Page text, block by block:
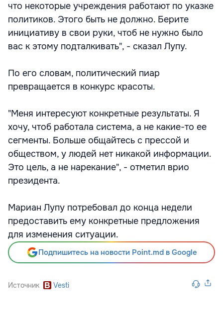
что некоторые учреждения работают по указке
политиков. Этого быть не должно. Берите
инициативу в свои руки, чтоб не нужно было
вас к этому подталкивать", - сказал Лупу.
По его словам, политический пиар
превращается в конкурс красоты.
"Меня интересуют конкретные результаты. Я
хочу, чтоб работала система, а не какие-то ее
сегменты. Больше общайтесь с прессой и
обществом, у людей нет никакой информации.
Это цель, а не нарекание", - отметил врио
президента.
Мариан Лупу потребовал до конца недели
предоставить ему конкретные предложения
для изменения ситуации.
Подпишитесь на новости Point.md в Google
Источник Vesti